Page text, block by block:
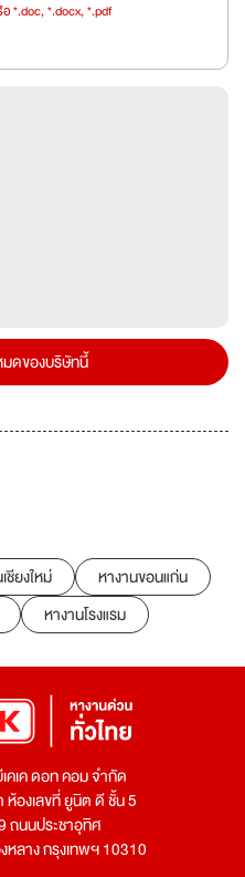
*.doc, *.docx, *.pdf
ดของบริษัทนี้
ชียงใหม่
หางานขอนแก่น
หางานโรงแรม
คเค ดอท คอม จำกัด
ห้องเลขที่ ยูนิต ดี ชั้น 5
ถนนประชาอุทิศ
หลาง กรุงเทพฯ 10310